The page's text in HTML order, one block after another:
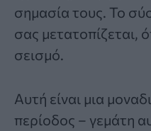
σημασία τους. Το
σας μετατοπίζεται,
σεισμό.
Αυτή είναι μια
περίοδος – γεμάτη